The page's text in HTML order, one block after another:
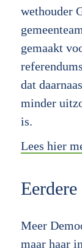
wethouder
gemaakt
dat
minder
is.
Lees hier
Eerdere
Meer
maar haar